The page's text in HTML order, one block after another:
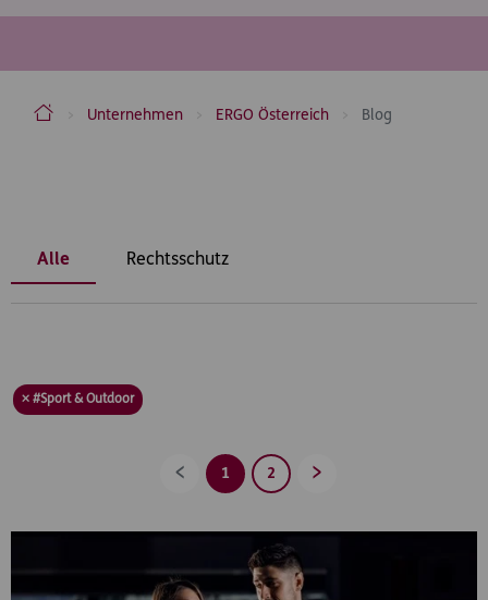
ERGO Versicherung Aktiengesellschaft
Unternehmen ERGO Österreich Blog
Alle Rechtsschutz
× #Sport & Outdoor
Zurück1 2 Vorwärts